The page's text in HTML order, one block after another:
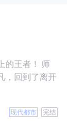
的王者！ 师
，回到了离开
现代都市 完结